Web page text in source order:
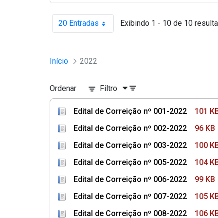
20 EntradasPor página Exibindo 1 - 10 de 10
Início 2022
Ordenar Filtro
Edital de Correição nº 001-2022
101
Edital de Correição nº 002-2022
96 KB
Edital de Correição nº 003-2022
100
Edital de Correição nº 005-2022
104
Edital de Correição nº 006-2022
99 KB
Edital de Correição nº 007-2022
105
Edital de Correição nº 008-2022
106